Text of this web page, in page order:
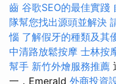
齒 谷歌SEO的最佳實踐
隊幫您找出源頭並解決
惱 了解假牙的種類及其
中清路放鬆按摩 士林按
幫手 新竹外燴服務推薦
一，Emerald 外商投資